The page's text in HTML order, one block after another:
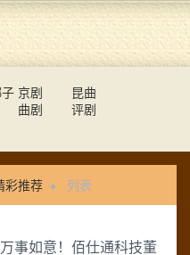
京剧
昆曲
曲剧
评剧
彩推荐 列表
事如意！佰仕通科技董